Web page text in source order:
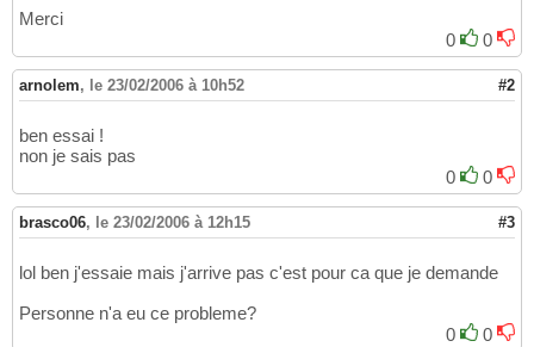
Merci
0
0
arnolem, le 23/02/2006 à 10h52 #2
ben essai !
non je sais pas
0
0
brasco06, le 23/02/2006 à 12h15 #3
lol ben j'essaie mais j'arrive pas c'est pour ca que je demande
Personne n'a eu ce probleme?
0
0